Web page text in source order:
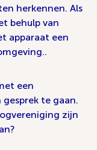
herkennen. Als
behulp van
apparaat een
een
te gaan.
zijn